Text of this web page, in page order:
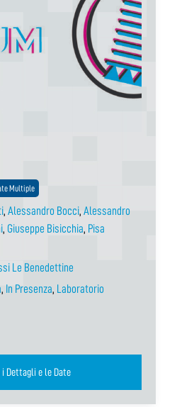
Multiple
, Alessandro Bocci, Alessandro
, Giuseppe Bisicchia, Pisa
Le Benedettine
, In Presenza, Laboratorio
Vedi tutti i Dettagli e le Date